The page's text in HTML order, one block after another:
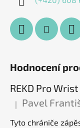
Hodnocení
Hodnocení
| Pavel
Tyto chrániče